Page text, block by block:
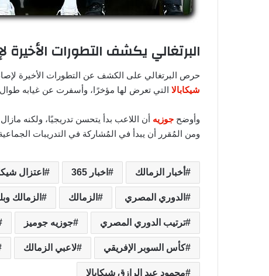
البرتغالي يكشف التطورات الأخيرة
حرص البرتغالي على الكشف عن التطورات الأخيرة
شيكابالا التي تعرض لها مؤخرًا، وأسفرت عن غيابه طوال
وأوضح جوزيه أن اللاعب بدأ يتحسن تدريجيًا، ولكنه
ومن المُقرر أن يبدأ في المُشاركة في التدريبات الجماعية
أخبار الزمالك اخبار 365 اعتزال
الدوري المصري الزمالك الزمالك
ترتيب الدوري المصري جوزيه جوميز
كأس السوبر الإفريقي لاعبي الزمالك
محمود عبد الرازق شيكابالا